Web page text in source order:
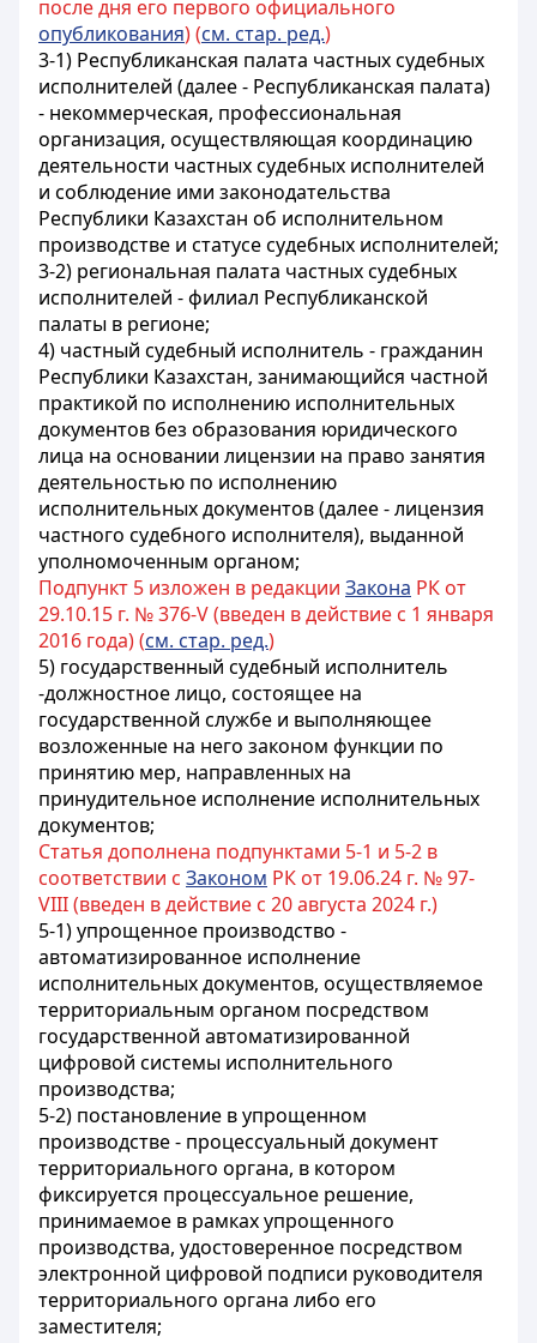
после дня его первого официального
опубликования) (см. стар. ред.)
3-1) Республиканская палата частных судебных
исполнителей (далее - Республиканская палата)
- некоммерческая, профессиональная
организация, осуществляющая координацию
деятельности частных судебных исполнителей
и соблюдение ими законодательства
Республики Казахстан об исполнительном
производстве и статусе судебных исполнителей;
3-2) региональная палата частных судебных
исполнителей - филиал Республиканской
палаты в регионе;
4) частный судебный исполнитель - гражданин
Республики Казахстан, занимающийся частной
практикой по исполнению исполнительных
документов без образования юридического
лица на основании лицензии на право занятия
деятельностью по исполнению
исполнительных документов (далее - лицензия
частного судебного исполнителя), выданной
уполномоченным органом;
Подпункт 5 изложен в редакции Закона РК от
29.10.15 г. № 376-V (введен в действие с 1 января
2016 года) (см. стар. ред.)
5) государственный судебный исполнитель
-должностное лицо, состоящее на
государственной службе и выполняющее
возложенные на него законом функции по
принятию мер, направленных на
принудительное исполнение исполнительных
документов;
Статья дополнена подпунктами 5-1 и 5-2 в
соответствии с Законом РК от 19.06.24 г. № 97-
VIII (введен в действие с 20 августа 2024 г.)
5-1) упрощенное производство -
автоматизированное исполнение
исполнительных документов, осуществляемое
территориальным органом посредством
государственной автоматизированной
цифровой системы исполнительного
производства;
5-2) постановление в упрощенном
производстве - процессуальный документ
территориального органа, в котором
фиксируется процессуальное решение,
принимаемое в рамках упрощенного
производства, удостоверенное посредством
электронной цифровой подписи руководителя
территориального органа либо его
заместителя;